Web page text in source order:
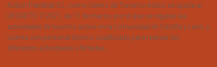
Action Paintball S.L, como Centro de Turismo Activo se ajusta al
DECRETO 7/2021, de 11 de marzo, por el que se regulan las
actividades de turismo activo en la Comunidad de Castilla y León, y
cuenta con personal técnico cualificado para realizar las
diferentes actividades ofertadas.